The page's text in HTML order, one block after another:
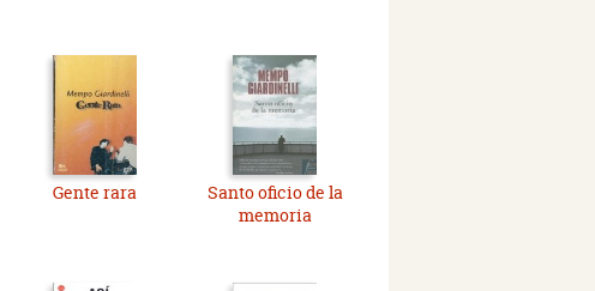
Gente rara
Santo oficio de la
memoria